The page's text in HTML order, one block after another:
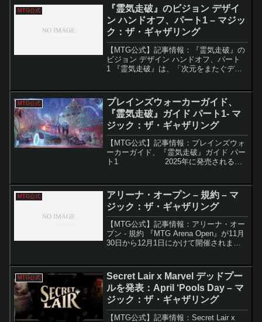
MTG公式
『霊気走破』のビジョン デザイ
ン ハンドオフ、パート1 – マジッ
ク：ザ・ギャザリング
【MTG公式】記事情報：『霊気走破』の
ビジョン デザイン ハンドオフ、パート
1 『霊気走破』は、「次元をまたぐデス
もとに、新メカニズムのコンセプトやデ
ザインの方向性を解...
MTG公式
プレインズウォーカーガイド、
『霊気走破』ガイド パート1- マ
ジック：ザ・ギャザリング
【MTG公式】記事情報：プレインズウォ
ーカーガイド、『霊気走破』ガイド パー
ト1 2025年に発売される
ス「ギラプール・グランプリ...
MTG公式
アリーナ・オープン – 規約 – マ
ジック：ザ・ギャザリング
【MTG公式】記事情報：アリーナ・オー
プン - 規約 『MTG Arena Open』が11月
30日から12月1日にかけて開催されま
報酬を目指して腕試しをする絶好の機
会...
MTG公式
Secret Lair x Marvel デッドプー
ルを発表：April ‘Pools Day – マ
ジック：ザ・ギャザリング
【MTG公式】記事情報：Secret Lair x